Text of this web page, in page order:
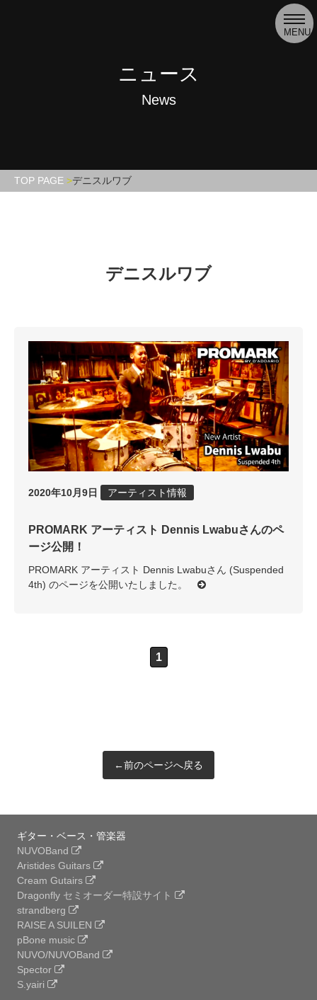
MENU
ニュース
News
TOP PAGE デニスルワブ
デニスルワブ
2020年10月9日 アーティスト情報
PROMARK アーティスト Dennis Lwabuさんのペ
ージ公開！
PROMARK アーティスト Dennis Lwabuさん (Suspended
4th) のページを公開いたしました。
1
←前のページへ戻る
ギター・ベース・管楽器
NUVOBand
Aristides Guitars
Cream Gutairs
Dragonfly セミオーダー特設サイト
strandberg
RAISE A SUILEN
pBone music
NUVO/NUVOBand
Spector
S.yairi